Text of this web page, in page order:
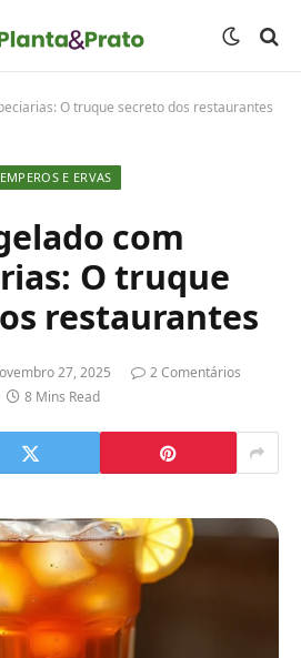
O truque secreto dos restaurantes
E ERVAS
com
O truque
restaurantes
27, 2025
2 Comentários
8 Mins Read